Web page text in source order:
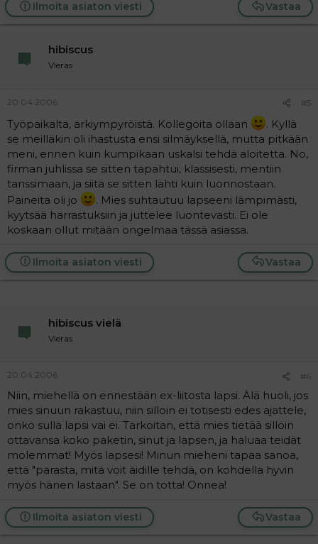
Vastaa
Ilmoita asiaton viesti
hibiscus
Vieras
20.04.2006 #5
Työpaikalta, arkiympyröistä. Kollegoita ollaan
. Kyllä
se meilläkin oli ihastusta ensi silmäyksellä, mutta pitkään
meni, ennen kuin kumpikaan uskalsi tehdä aloitetta. No,
firman juhlissa se sitten tapahtui, klassisesti, mentiin
tanssimaan, ja siitä se sitten lähti kuin luonnostaan.
Paineita oli jo
. Mies suhtautuu lapseeni lämpimästi,
kyytsää harrastuksiin ja juttelee luontevasti. Ei ole
koskaan ollut mitään ongelmaa tässä asiassa.
Vastaa
Ilmoita asiaton viesti
hibiscus vielä
Vieras
20.04.2006 #6
Niin, miehellä on ennestään ex-liitosta lapsi. Älä huoli, jos
mies sinuun rakastuu, niin silloin ei totisesti edes ajattele,
onko sulla lapsi vai ei. Tarkoitan, että mies tietää silloin
ottavansa koko paketin, sinut ja lapsen, ja haluaa teidät
molemmat! Myös lapsesi! Minun mieheni tapaa sanoa,
että "parasta, mitä voit äidille tehdä, on kohdella hyvin
myös hänen lastaan". Se on totta! Onnea!
Vastaa
Ilmoita asiaton viesti